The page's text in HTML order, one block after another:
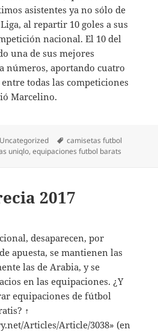
asistentes ya no sólo de
al repartir 10 goles a sus
nacional. El 10 del
una de sus mejores
números, aportando cuatro
todas las competiciones
Marcelino.
Categorías
Uncategorized Etiquetas
camisetas futbol
uniqlo,equipaciones futbol barats
2017
desaparecen, por
apuesta, se mantienen las
las de Arabia, y se
en las equipaciones. ¿Y
equipaciones de fútbol
↑
Articles/Article/3038» (en